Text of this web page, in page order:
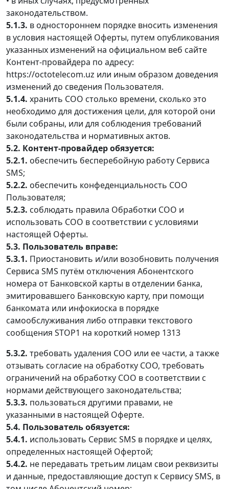
законодательством.
5.1.3. в одностороннем порядке вносить изменения
в условия настоящей Оферты, путем опубликования
указанных изменений на официальном веб сайте
Контент-провайдера по адресу:
https://octotelecom.uz или иным образом доведения
изменений до сведения Пользователя.
5.1.4. хранить СОО столько времени, сколько это
необходимо для достижения цели, для которой они
были собраны, или для соблюдения требований
законодательства и нормативных актов.
5.2. Контент-провайдер обязуется:
5.2.1. обеспечить бесперебойную работу Сервиса
SMS;
5.2.2. обеспечить конфеденциальность СОО
Пользователя;
5.2.3. соблюдать правила Обработки СОО и
использовать СОО в соответствии с условиями
настоящей Оферты.
5.3. Пользователь вправе:
5.3.1. Приостановить и/или возобновить получения
Сервиса SMS путём отключения Абонентского
номера от Банковской карты в отделении банка,
эмитировавшего Банковскую карту, при помощи
банкомата или инфокиоска в порядке
самообслуживания либо отправки текстового
сообщения STOP1 на короткий номер 1313
5.3.2. требовать удаления СОО или ее части, а также
отзывать согласие на обработку СОО, требовать
ограничений на обработку СОО в соответствии с
нормами действующего законодательства;
5.3.3. пользоваться другими правами, не
указанными в настоящей Оферте.
5.4. Пользователь обязуется:
5.4.1. использовать Сервис SMS в порядке и целях,
определенных настоящей Офертой;
5.4.2. не передавать третьим лицам свои реквизиты
и данные, предоставляющие доступ к Сервису SMS, в